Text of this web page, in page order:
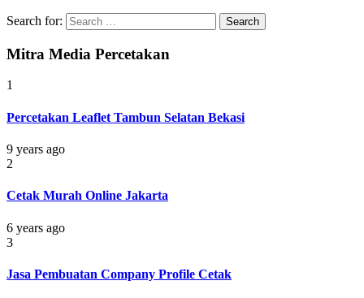
Search for:
Mitra Media Percetakan
1
Percetakan Leaflet Tambun Selatan Bekasi
9 years ago
2
Cetak Murah Online Jakarta
6 years ago
3
Jasa Pembuatan Company Profile Cetak